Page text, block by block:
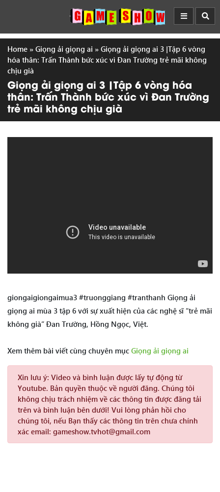
Home » Giọng ải giọng ai » Giọng ải giọng ai 3 |Tập 6 vòng
hóa thân: Trấn Thành bức xúc vì Đan Trường trẻ mãi không
chịu già
Giọng ải giọng ai 3 |Tập 6 vòng hóa
thân: Trấn Thành bức xúc vì Đan Trường
trẻ mãi không chịu già
giongaigiongaimua3 #truonggiang #tranthanh Giọng ải
giọng ai mùa 3 tập 6 với sự xuất hiện của các nghệ sĩ “trẻ mãi
không già” Đan Trường, Hồng Ngọc, Việt.
Xem thêm bài viết cùng chuyên mục Giọng ải giọng ai
Xin lưu ý: Video và bình luận được lấy tự động từ
Youtube. Bản quyền thuộc về người đăng. Chúng tôi
không chịu trách nhiệm về các thông tin được đăng tải
trên và bình luận bên dưới! Vui lòng phản hồi cho
chúng tôi, nếu Bạn thấy các thông tin trên chưa chính
xác email: gameshow.tvhot@gmail.com